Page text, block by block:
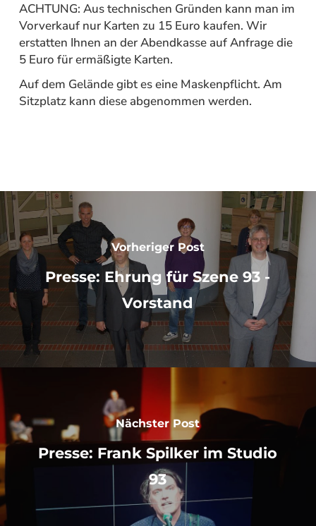
ACHTUNG: Aus technischen Gründen kann man im
Vorverkauf nur Karten zu 15 Euro kaufen. Wir
erstatten Ihnen an der Abendkasse auf Anfrage die
5 Euro für ermäßigte Karten.
Auf dem Gelände gibt es eine Maskenpflicht. Am
Sitzplatz kann diese abgenommen werden.
Vorheriger Post
Presse: Ehrung für Szene 93 -
Vorstand
Nächster Post
Presse: Frank Spilker im Studio
93